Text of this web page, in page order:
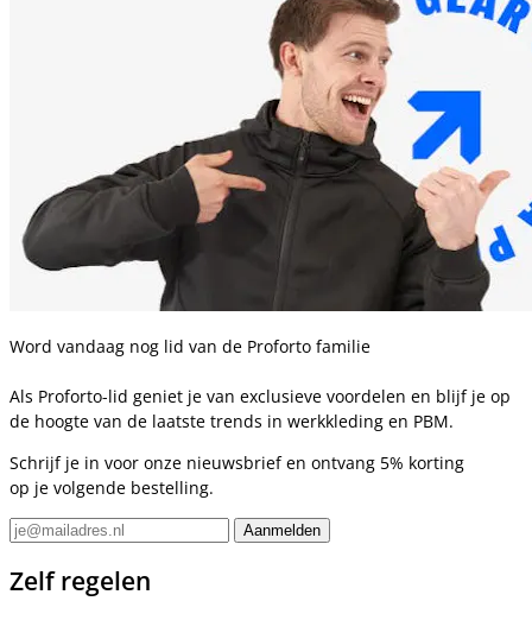
Word vandaag nog lid van de Proforto familie
Als Proforto-lid geniet je van exclusieve voordelen en blijf je op
de hoogte van de laatste trends in werkkleding en PBM.
Schrijf je in voor onze nieuwsbrief en ontvang 5% korting
op je volgende bestelling.
Zelf regelen